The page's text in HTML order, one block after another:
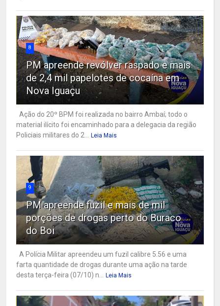
8
PM apreende revólver raspado e mais
de 2,4 mil papelotes de cocaína em
Nova Iguaçu
Ação do 20º BPM foi realizada no bairro Ambaí; todo o
material ilícito foi encaminhado para a delegacia da região
Policiais militares do 2... Leia Mais
9
PM apreende fuzil e mais de mil
porções de drogas perto do Buraco
do Boi
A Polícia Militar apreendeu um fuzil calibre 5.56 e uma
farta quantidade de drogas durante uma ação na tarde
desta terça-feira (07/10) n... Leia Mais